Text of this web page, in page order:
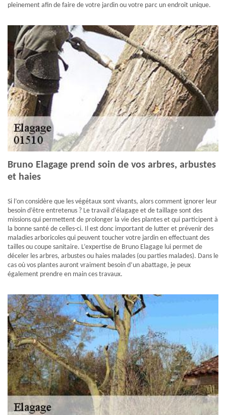
pleinement afin de faire de votre jardin ou votre parc un endroit unique.
Bruno Elagage prend soin de vos arbres, arbustes
et haies
Si l’on considère que les végétaux sont vivants, alors comment ignorer leur
besoin d’être entretenus ? Le travail d’élagage et de taillage sont des
missions qui permettent de prolonger la vie des plantes et qui participent à
la bonne santé de celles-ci. Il est donc important de lutter et prévenir des
maladies arboricoles qui peuvent toucher votre jardin en effectuant des
tailles ou coupe sanitaire. L’expertise de Bruno Elagage lui permet de
déceler les arbres, arbustes ou haies malades (ou parties malades). Dans le
cas où vos plantes auront vraiment besoin d’un abattage, je peux
également prendre en main ces travaux.